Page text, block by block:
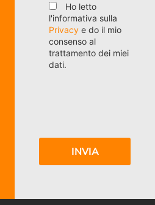
Ho letto
l'informativa sulla
Privacy e do il mio
consenso al
trattamento dei miei
dati.